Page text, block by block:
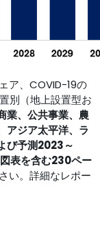
ア、COVID-19の
別（地上設置型お
業、公共事業、農
アジア太平洋、ラ
び予測2023～
表を含む230ペー
い。詳細なレポー